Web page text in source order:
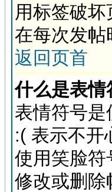
用标签破
在每次发帖
返回页首
什么是表情
表情符号
:( 表示不开
使用笑脸符
修改或删除